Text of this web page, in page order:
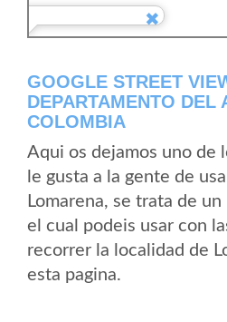
GOOGLE STREET
DEPARTAMENTO DEL
COLOMBIA
Aqui os dejamos uno de
le gusta a la gente de
Lomarena, se trata de
el cual podeis usar con
recorrer la localidad de
esta pagina.